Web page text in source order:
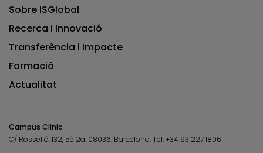
Sobre ISGlobal
Recerca i Innovació
Transferència i Impacte
Formació
Actualitat
Campus Clínic
C/ Rosselló, 132, 5è 2a. 08036. Barcelona.Tel.+34 93 227 1806